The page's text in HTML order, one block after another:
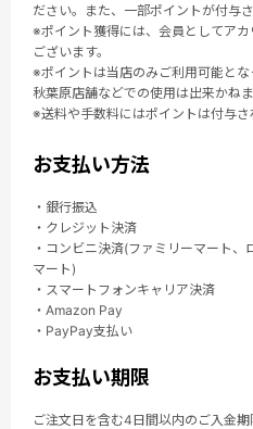
ださい。また、一部ポイントが付与
※ポイント獲得には、会員としてア
ございます。
※ポイントは当店のみご利用可能と
秋葉原店舗などでの使用は出来かねま
※送料や手数料にはポイントは付与さ
お支払い方法
・銀行振込
・クレジット決済
・コンビニ決済(ファミリーマート
マート)
・スマートフォンキャリア決済
・Amazon Pay
・PayPay支払い
お支払い期限
ご注文日を含む4日間以内のご入金